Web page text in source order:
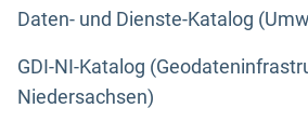
Daten- und Dienste-Katalog
GDI-NI-Katalog
Niedersachsen)